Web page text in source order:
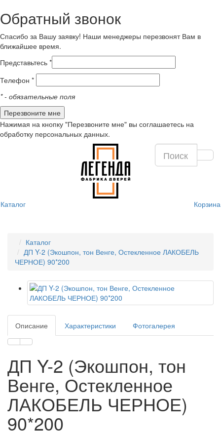
Обратный звонок
Спасибо за Вашу заявку! Наши менеджеры перезвонят Вам в
ближайшее время.
Представьтесь *
Телефон *
*- обязательные поля
Нажимая на кнопку "Перезвоните мне" вы соглашаетесь на
обработку персональных данных.
Каталог Корзина
Каталог
ДП Y-2 (Экошпон, тон Венге, Остекленное ЛАКОБЕЛЬ
ЧЕРНОЕ) 90*200
Описание Характеристики Фотогалерея
ДП Y-2 (Экошпон, тон
Венге, Остекленное
ЛАКОБЕЛЬ ЧЕРНОЕ)
90*200